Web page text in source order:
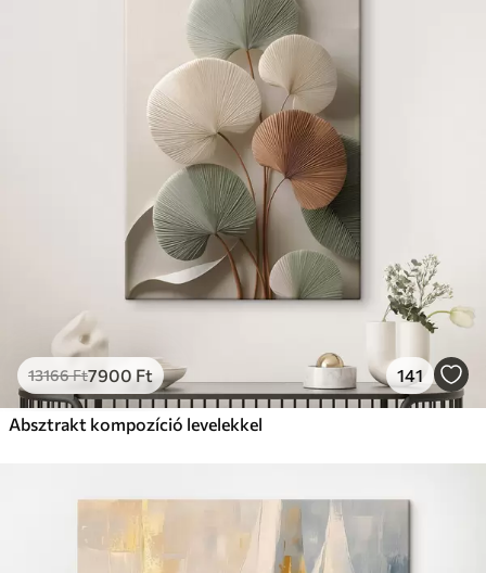
13166Ft7900 Ft 141
Absztrakt kompozíció levelekkel